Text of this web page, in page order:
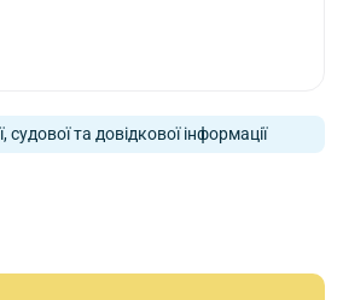
та довідкової інформації